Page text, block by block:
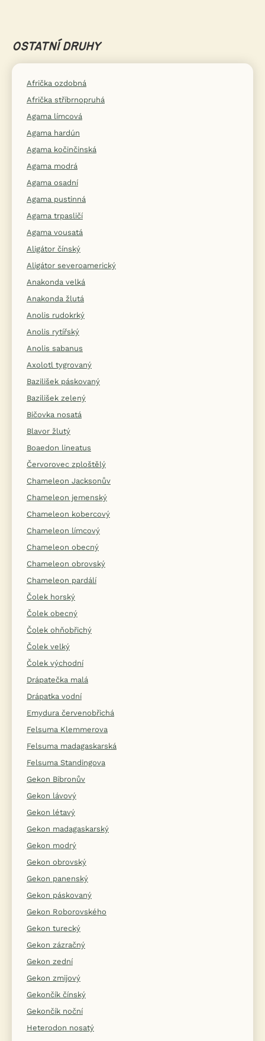
OSTATNÍ DRUHY
Afrička ozdobná
Afrička stříbrnopruhá
Agama límcová
Agama hardún
Agama kočinčinská
Agama modrá
Agama osadní
Agama pustinná
Agama trpasličí
Agama vousatá
Aligátor čínský
Aligátor severoamerický
Anakonda velká
Anakonda žlutá
Anolis rudokrký
Anolis rytířský
Anolis sabanus
Axolotl tygrovaný
Bazilišek páskovaný
Bazilišek zelený
Bičovka nosatá
Blavor žlutý
Boaedon lineatus
Červorovec zploštělý
Chameleon Jacksonův
Chameleon jemenský
Chameleon kobercový
Chameleon límcový
Chameleon obecný
Chameleon obrovský
Chameleon pardálí
Čolek horský
Čolek obecný
Čolek ohňobřichý
Čolek velký
Čolek východní
Drápatečka malá
Drápatka vodní
Emydura červenobřichá
Felsuma Klemmerova
Felsuma madagaskarská
Felsuma Standingova
Gekon Bibronův
Gekon lávový
Gekon létavý
Gekon madagaskarský
Gekon modrý
Gekon obrovský
Gekon panenský
Gekon páskovaný
Gekon Roborovského
Gekon turecký
Gekon zázračný
Gekon zední
Gekon zmijový
Gekončík čínský
Gekončík noční
Heterodon nosatý